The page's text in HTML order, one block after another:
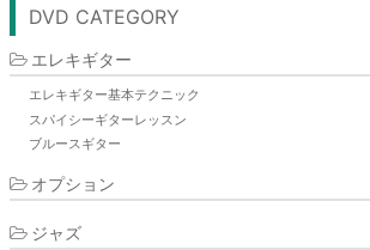
DVD CATEGORY
エレキギター
エレキギター基本テクニック
スパイシーギターレッスン
ブルースギター
オプション
ジャズ